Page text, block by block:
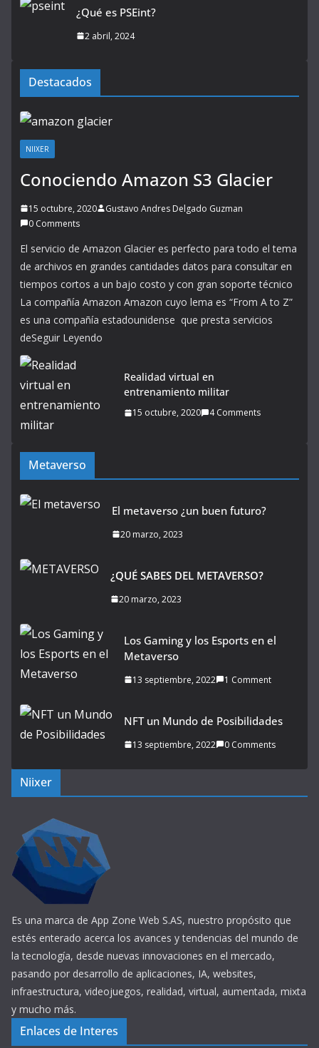
¿Qué es PSEint?
2 abril, 2024
Destacados
NIIXER
Conociendo Amazon S3 Glacier
15 octubre, 2020
Gustavo Andres Delgado Guzman
0 Comments
El servicio de Amazon Glacier es perfecto para todo el tema
de archivos en grandes cantidades datos para consultar en
tiempos cortos a un bajo costo y con gran soporte técnico
La compañía Amazon Amazon cuyo lema es “From A to Z”
es una compañía estadounidense que presta servicios
deSeguir Leyendo
Realidad virtual en
entrenamiento militar
15 octubre, 2020 4 Comments
Metaverso
El metaverso ¿un buen futuro?
20 marzo, 2023
¿QUÉ SABES DEL METAVERSO?
20 marzo, 2023
Los Gaming y los Esports en el
Metaverso
13 septiembre, 2022 1 Comment
NFT un Mundo de Posibilidades
13 septiembre, 2022 0 Comments
Niixer
Es una marca de App Zone Web S.AS, nuestro propósito que
estés enterado acerca los avances y tendencias del mundo de
la tecnología, desde nuevas innovaciones en el mercado,
pasando por desarrollo de aplicaciones, IA, websites,
infraestructura, videojuegos, realidad, virtual, aumentada, mixta
y mucho más.
Enlaces de Interes